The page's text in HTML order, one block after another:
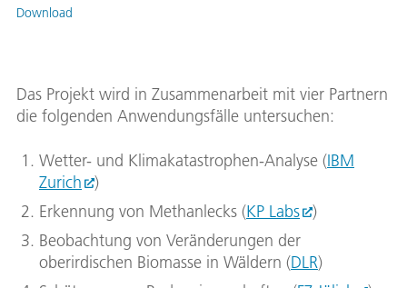
Download
Das Projekt wird in Zusammenarbeit mit vier Partnern
die folgenden Anwendungsfälle untersuchen:
Wetter- und Klimakatastrophen-Analyse (IBM
Zurich
)
Erkennung von Methanlecks (KP Labs
)
Beobachtung von Veränderungen der
oberirdischen Biomasse in Wäldern (DLR)